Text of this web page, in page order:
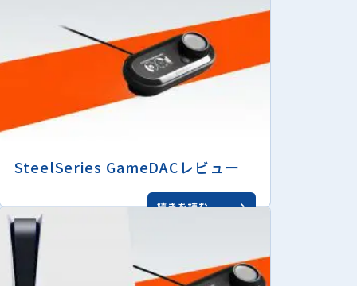
SteelSeries GameDACレビュー
続きを読む